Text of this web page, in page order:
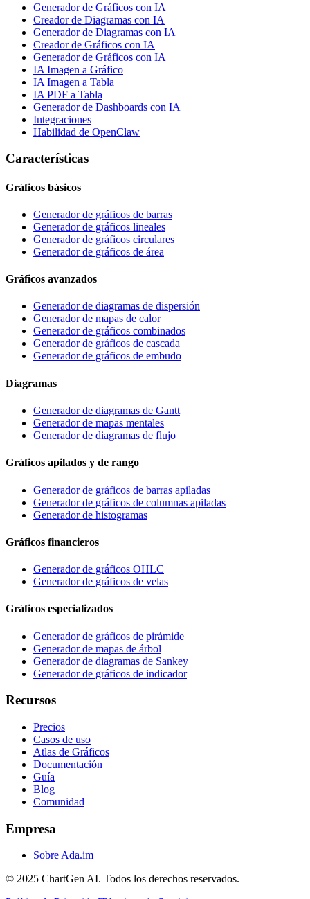
Generador de Gráficos con IA
Creador de Diagramas con IA
Generador de Diagramas con IA
Creador de Gráficos con IA
Generador de Gráficos con IA
IA Imagen a Gráfico
IA Imagen a Tabla
IA PDF a Tabla
Generador de Dashboards con IA
Integraciones
Habilidad de OpenClaw
Características
Gráficos básicos
Generador de gráficos de barras
Generador de gráficos lineales
Generador de gráficos circulares
Generador de gráficos de área
Gráficos avanzados
Generador de diagramas de dispersión
Generador de mapas de calor
Generador de gráficos combinados
Generador de gráficos de cascada
Generador de gráficos de embudo
Diagramas
Generador de diagramas de Gantt
Generador de mapas mentales
Generador de diagramas de flujo
Gráficos apilados y de rango
Generador de gráficos de barras apiladas
Generador de gráficos de columnas apiladas
Generador de histogramas
Gráficos financieros
Generador de gráficos OHLC
Generador de gráficos de velas
Gráficos especializados
Generador de gráficos de pirámide
Generador de mapas de árbol
Generador de diagramas de Sankey
Generador de gráficos de indicador
Recursos
Precios
Casos de uso
Atlas de Gráficos
Documentación
Guía
Blog
Comunidad
Empresa
Sobre Ada.im
© 2025 ChartGen AI. Todos los derechos reservados.